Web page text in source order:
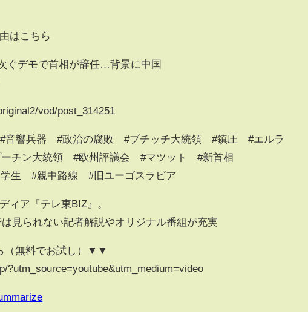
はこちら
ぐデモで首相が辞任…背景に中国
vod/post_314251
響兵器 #政治の腐敗 #ブチッチ大統領 #鎮圧 #エルラ
チン大統領 #欧州評議会 #マツット #新首相
生 #親中路線 #旧ユーゴスラビア
ィア『テレ東BIZ』。
見られない記者解説やオリジナル番組が充実
（無料でお試し）▼▼
?utm_source=youtube&utm_medium=video